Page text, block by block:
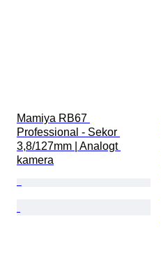
Mamiya RB67
Professional - Sekor
3,8/127mm | Analogt
kamera